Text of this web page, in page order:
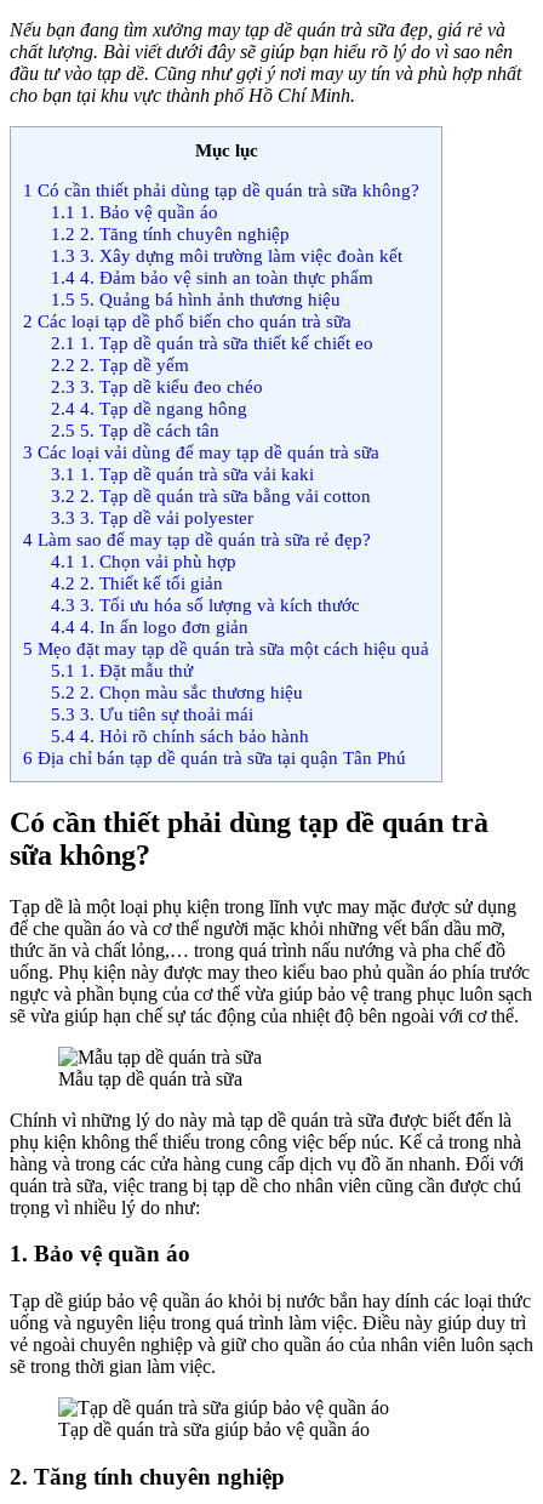
Nếu bạn đang tìm xưởng may tạp dề quán trà sữa đẹp, giá rẻ và
chất lượng. Bài viết dưới đây sẽ giúp bạn hiểu rõ lý do vì sao nên
đầu tư vào tạp dề. Cũng như gợi ý nơi may uy tín và phù hợp nhất
cho bạn tại khu vực thành phố Hồ Chí Minh.
Mục lục
1 Có cần thiết phải dùng tạp dề quán trà sữa không?
1.1 1. Bảo vệ quần áo
1.2 2. Tăng tính chuyên nghiệp
1.3 3. Xây dựng môi trường làm việc đoàn kết
1.44. Đảm bảo vệ sinh an toàn thực phẩm
1.5 5. Quảng bá hình ảnh thương hiệu
2 Các loại tạp dề phổ biến cho quán trà sữa
2.1 1. Tạp dề quán trà sữa thiết kế chiết eo
2.2 2. Tạp dề yếm
2.3 3. Tạp dề kiểu đeo chéo
2.44. Tạp dề ngang hông
2.5 5. Tạp dề cách tân
3 Các loại vải dùng để may tạp dề quán trà sữa
3.1 1. Tạp dề quán trà sữa vải kaki
3.2 2. Tạp dề quán trà sữa bằng vải cotton
3.3 3. Tạp dề vải polyester
4 Làm sao để may tạp dề quán trà sữa rẻ đẹp?
4.1 1. Chọn vải phù hợp
4.2 2. Thiết kế tối giản
4.3 3. Tối ưu hóa số lượng và kích thước
4.44. In ấn logo đơn giản
5 Mẹo đặt may tạp dề quán trà sữa một cách hiệu quả
5.1 1. Đặt mẫu thử
5.2 2. Chọn màu sắc thương hiệu
5.3 3. Ưu tiên sự thoải mái
5.44. Hỏi rõ chính sách bảo hành
6 Địa chỉ bán tạp dề quán trà sữa tại quận Tân Phú
Có cần thiết phải dùng tạp dề quán trà
sữa không?
Tạp dề là một loại phụ kiện trong lĩnh vực may mặc được sử dụng
để che quần áo và cơ thể người mặc khỏi những vết bẩn dầu mỡ,
thức ăn và chất lỏng,… trong quá trình nấu nướng và pha chế đồ
uống. Phụ kiện này được may theo kiểu bao phủ quần áo phía trước
ngực và phần bụng của cơ thể vừa giúp bảo vệ trang phục luôn sạch
sẽ vừa giúp hạn chế sự tác động của nhiệt độ bên ngoài với cơ thể.
Mẫu tạp dề quán trà sữa
Chính vì những lý do này mà tạp dề quán trà sữa được biết đến là
phụ kiện không thể thiếu trong công việc bếp núc. Kể cả trong nhà
hàng và trong các cửa hàng cung cấp dịch vụ đồ ăn nhanh. Đối với
quán trà sữa, việc trang bị tạp dề cho nhân viên cũng cần được chú
trọng vì nhiều lý do như:
1. Bảo vệ quần áo
Tạp dề giúp bảo vệ quần áo khỏi bị nước bắn hay dính các loại thức
uống và nguyên liệu trong quá trình làm việc. Điều này giúp duy trì
vẻ ngoài chuyên nghiệp và giữ cho quần áo của nhân viên luôn sạch
sẽ trong thời gian làm việc.
Tạp dề quán trà sữa giúp bảo vệ quần áo
2. Tăng tính chuyên nghiệp